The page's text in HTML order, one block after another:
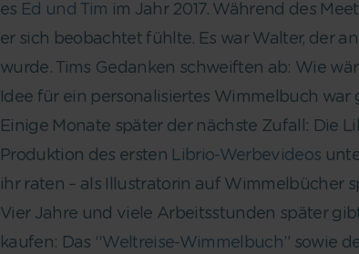
es Ed und Tim im Jahr 2017. Während des
er sich beobachtet fühlte. Es war Walter, der
wurde. Tims Gedanken schweiften ab: Wie
Idee für ein personalisiertes Wimmelbuch war
Einige Monate später der nächste Zufall: Die
Produktion des ersten Librio-Werbevideos
ihr raten – als Illustratorin auf Wimmelbücher
Vier Jahre und viele Arbeitsstunden später
kaufen: Das “Weltreise-Wimmelbuch” sowie